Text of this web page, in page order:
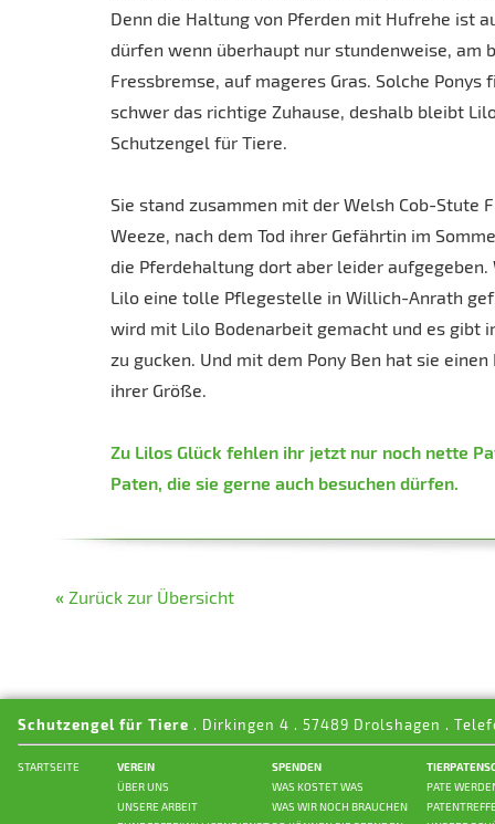
Denn die Haltung von Pferden mit Hufrehe ist
dürfen wenn überhaupt nur stundenweise, am
Fressbremse, auf mageres Gras. Solche Ponys
schwer das richtige Zuhause, deshalb bleibt
Schutzengel für Tiere.
Sie stand zusammen mit der Welsh Cob-Stute
Weeze, nach dem Tod ihrer Gefährtin im
die Pferdehaltung dort aber leider aufgegeben.
Lilo eine tolle Pflegestelle in Willich-Anrath
wird mit Lilo Bodenarbeit gemacht und es gibt
zu gucken. Und mit dem Pony Ben hat sie einen
ihrer Größe.
Zu Lilos Glück fehlen ihr jetzt nur noch nette
Paten, die sie gerne auch besuchen dürfen.
« Zurück zur Übersicht
Schutzengel für Tiere . Dirkingen 4 . 57489 Drolshagen .
STARTSEITE
VEREIN
ÜBER UNS
UNSERE ARBEIT
SPENDEN
WAS KOSTET WAS
WAS WIR NOCH BRAUCHEN
PATE